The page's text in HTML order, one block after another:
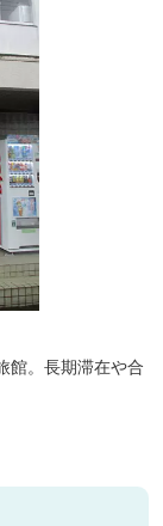
館。長期滞在や合